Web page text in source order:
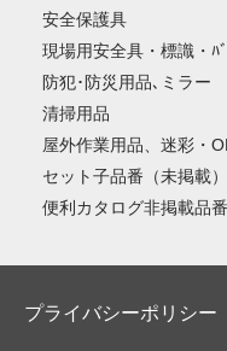
安全保護具
現場用安全具・標識・ﾊﾞ
防犯･防災用品､ミラー
清掃用品
屋外作業用品、迷彩・
セット子品番（未掲載）
便利カタログ非掲載品番
プライバシーポリシー